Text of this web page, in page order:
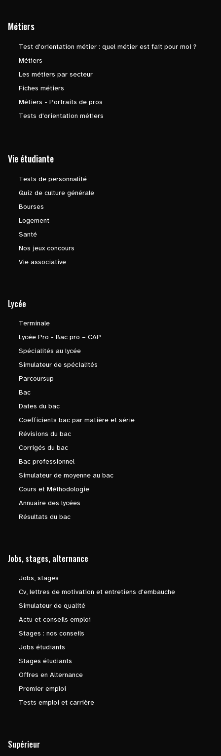
Métiers
Test d'orientation métier : quel métier est fait pour moi ?
Métiers
Les métiers par secteur
Fiches métiers
Métiers - Portraits de pros
Tests d'orientation métiers
Vie étudiante
Tests de personnalité
Quiz de culture générale
Bourses
Logement
Santé
Nos jeux concours
Vie associative
Lycée
Terminale
Lycée Pro - Bac pro – CAP
Spécialités au lycée
Simulateur de spécialités
Parcoursup
Bac
Dates du bac
Coefficients bac par matière et série
Révisions du bac
Corrigés du bac
Bac professionnel
Simulateur de moyenne au bac
Cours et Méthodologie
Annuaire des lycées
Résultats du bac
Jobs, stages, alternance
Jobs, stages
Cv, lettres de motivation et entretiens d'embauche
Simulateur de qualité
Actu et conseils emploi
Stages : nos conseils
Jobs étudiants
Stages étudiants
Offres en Alternance
Premier emploi
Tests emploi et carrière
Supérieur